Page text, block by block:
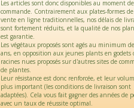
Les articles sont donc disponibles au moment
commande. Contrairement aux plates-formes de
vente en ligne traditionnelles, nos délais de
sont fortement réduits, et la qualité de nos
est garantie.
Les végétaux proposés sont agés au minimum
ans, en opposition aux jeunes plants en godets
racines nues proposés sur d'autres sites de
de plantes.
Leur résistance est donc renforcée, et leur
plus important (les conditions de livraison sont
adaptées). Cela vous fait gagner des années de
avec un taux de réussite optimal.